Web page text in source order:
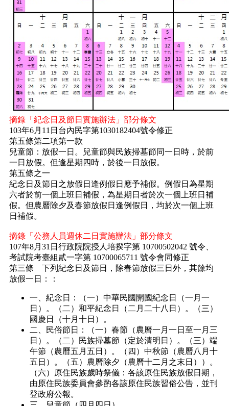
摘錄「紀念日及節日實施辦法」部分條文
103年6月11日台內民字第1030182404號令修正
第五條第二項第一款
兒童節：放假一日。兒童節與民族掃墓節同一日時，於前
一日放假。但逢星期四時，於後一日放假。
第五條之一
紀念日及節日之放假日逢例假日應予補假。例假日為星期
六者於前一個上班日補假，為星期日者於次一個上班日補
假。但農曆除夕及春節放假日逢例假日，均於次一個上班
日補假。
摘錄「公務人員週休二日實施辦法」部分條文
107年8月31日行政院院授人培揆字第 10700502042 號令、
考試院考臺組貳一字第 10700065711 號令會同修正
第三條 下列紀念日及節日，除春節放假三日外，其餘均
放假一日：：
一、紀念日：（一）中華民國開國紀念日（一月一
日）。（二）和平紀念日（二月二十八日）。（三）
國慶日（十月十日）。
二、民俗節日：（一）春節（農曆一月一日至一月三
日）。（二）民族掃墓節（定於清明日）。（三）端
午節（農曆五月五日）。（四）中秋節（農曆八月十
五日）。（五）農曆除夕（農曆十二月之末日））。
（六）原住民族歲時祭儀：各該原住民族放假日期，
由原住民族委員會參酌各該原住民族習俗公告，並刊
登政府公報。